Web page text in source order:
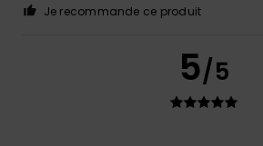
Je recommande ce produit
5/5